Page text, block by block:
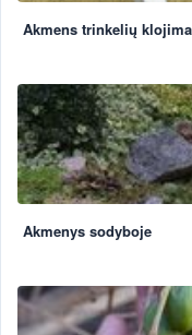
Akmens trinkelių
Akmenys sodyboje